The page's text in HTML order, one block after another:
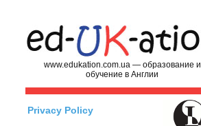
www.edukation.com.ua — образование и
обучение в Англии
Privacy Policy